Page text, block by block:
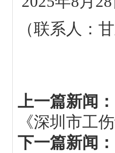
（联系人：
上一篇新闻：
《深圳市工
下一篇新闻：